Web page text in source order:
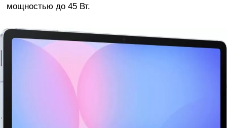
мощностью до 45 Вт.